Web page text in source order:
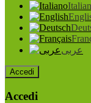
عربى
Accedi
Accedi